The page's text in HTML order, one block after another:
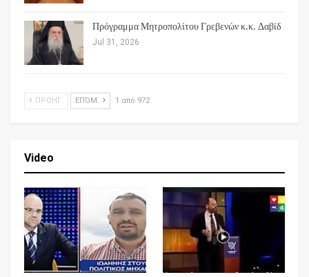
Πρόγραμμα Μητροπολίτου Γρεβενών κ.κ. Δαβίδ
Jul 31, 2026
ΠΡΟΗΓ. ΕΠΌΜ. 1 από 972
Video